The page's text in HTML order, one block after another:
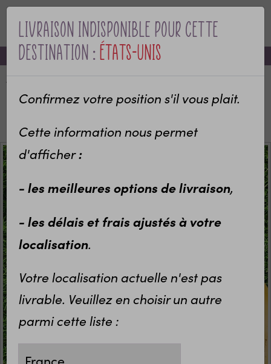
MENU
-10% sur votre première commande avec le code bienvenue
Livraison indisponible pour cette
destination :États-Unis
Confirmez votre position s'il vous plait.
Cette information nous permet
d'afficher:
- les meilleures options de livraison,
- les délais et frais ajustés à votre
localisation.
Votre localisation actuelle n'est pas
livrable. Veuillez en choisir un autre
parmi cette liste :
Sport et Loisirs
Boîtes à goûter & Lunch box isotherme